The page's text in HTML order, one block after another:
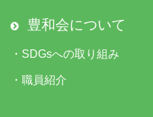
豊和会について
・ SDGsへの取り組み
・ 職員紹介